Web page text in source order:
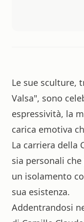
Le sue sculture,
Valsa", sono
espressività, la
carica emotiva
La carriera della
sia personali
un isolamento
sua esistenza.
Addentrandosi